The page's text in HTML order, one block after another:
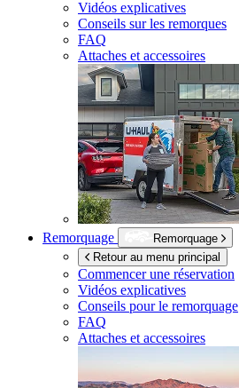
Vidéos explicatives
Conseils sur les remorques
FAQ
Attaches et accessoires
Remorquage
Remorquage
Retour au menu principal
Commencer une réservation
Vidéos explicatives
Conseils pour le remorquage
FAQ
Attaches et accessoires